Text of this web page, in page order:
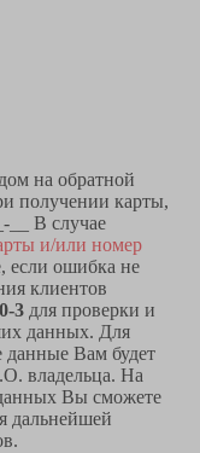
на обратной
получении карты,
__ В случае
и/или номер
если ошибка не
клиентов
3 для проверки и
данных. Для
данные Вам будет
владельца. На
Вы сможете
дальнейшей